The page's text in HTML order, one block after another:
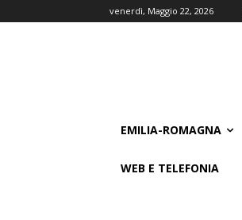
venerdì, Maggio 22, 2026
EMILIA-ROMAGNA
WEB E TELEFONIA